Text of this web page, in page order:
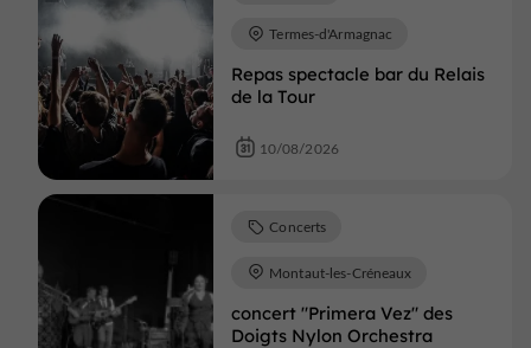
Repas spectacle bar du Relais
de la Tour
Termes-d'Armagnac
10/08/2026
concert "Primera Vez" des
Doigts Nylon Orchestra
Concerts
Montaut-les-Créneaux